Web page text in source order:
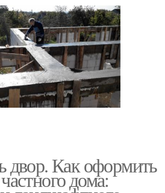
двор. Как оформить
дома: